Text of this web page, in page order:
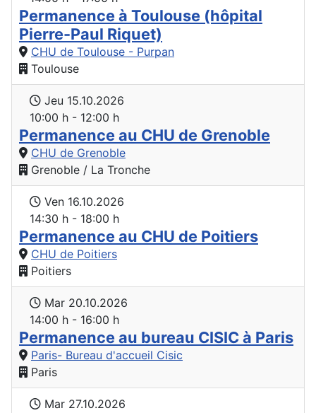
Permanence à Toulouse (hôpital
Pierre-Paul Riquet)
CHU de Toulouse - Purpan
Toulouse
Jeu 15.10.2026
10:00 h - 12:00 h
Permanence au CHU de Grenoble
CHU de Grenoble
Grenoble / La Tronche
Ven 16.10.2026
14:30 h - 18:00 h
Permanence au CHU de Poitiers
CHU de Poitiers
Poitiers
Mar 20.10.2026
14:00 h - 16:00 h
Permanence au bureau CISIC à Paris
Paris- Bureau d'accueil Cisic
Paris
Mar 27.10.2026